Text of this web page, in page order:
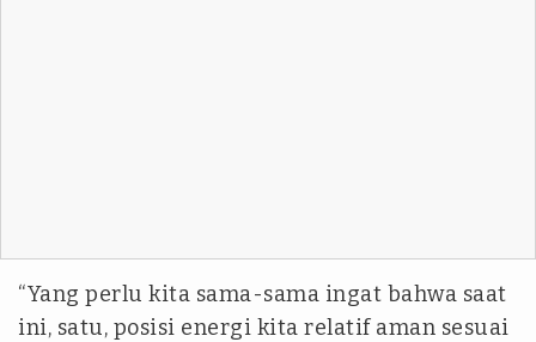
“Yang perlu kita sama-sama ingat bahwa saat
ini, satu, posisi energi kita relatif aman sesuai